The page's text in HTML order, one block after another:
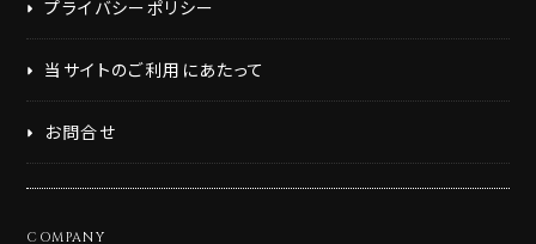
プライバシーポリシー
当サイトのご利用にあたって
お問合せ
COMPANY